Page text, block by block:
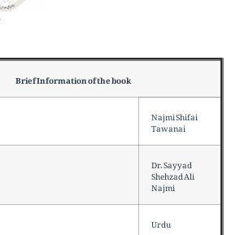
Brief Information of the book
Najmi Shifai
Tawanai
Dr. Sayyad
Shehzad Ali
Najmi
Urdu